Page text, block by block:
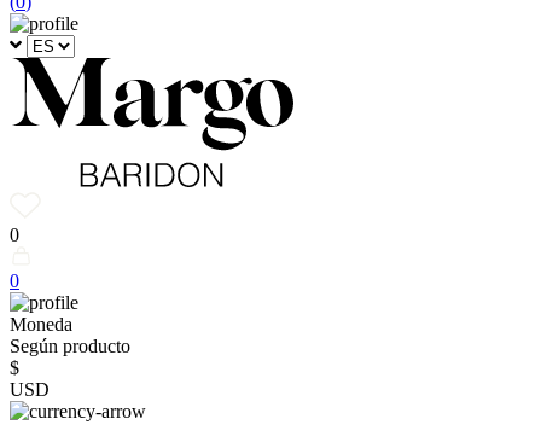
0
0
Moneda
Según producto
$
USD